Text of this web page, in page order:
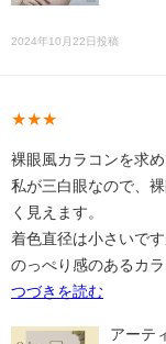
2024年10月22日投稿
★★★
裸眼風カラコンを求め
私が三白眼なので、
く見えます。
着色直径は小さいで
のっぺり感のあるカラ
つづきを読む
アーテ